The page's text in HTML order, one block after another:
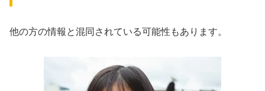
他の方の情報と混同されている可能性もあります。